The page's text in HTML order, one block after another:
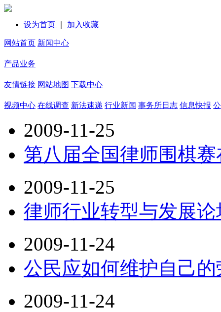
设为首页 加入收藏
网站首页 新闻中心
产品业务
友情链接 网站地图 下载中心
视频中心 在线调查 新法速递 行业新闻 事务所日志 信息快报
2009-11-25
第八届全国律师围棋
2009-11-25
律师行业转型与发展
2009-11-24
公民应如何维护自己
2009-11-24